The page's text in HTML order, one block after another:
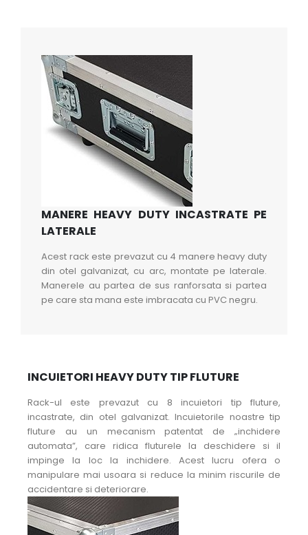
MANERE HEAVY DUTY INCASTRATE PE
LATERALE
Acest rack este prevazut cu 4 manere heavy duty
din otel galvanizat, cu arc, montate pe laterale.
Manerele au partea de sus ranforsata si partea
pe care sta mana este imbracata cu PVC negru.
INCUIETORI HEAVY DUTY TIP FLUTURE
Rack-ul este prevazut cu 8 incuietori tip fluture,
incastrate, din otel galvanizat. Incuietorile noastre tip
fluture au un mecanism patentat de „inchidere
automata”, care ridica fluturele la deschidere si il
impinge la loc la inchidere. Acest lucru ofera o
manipulare mai usoara si reduce la minim riscurile de
accidentare si deteriorare.